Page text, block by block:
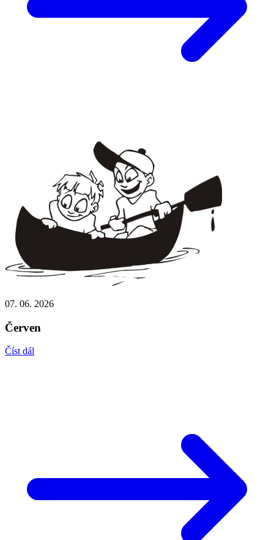
07. 06. 2026
Červen
Číst dál